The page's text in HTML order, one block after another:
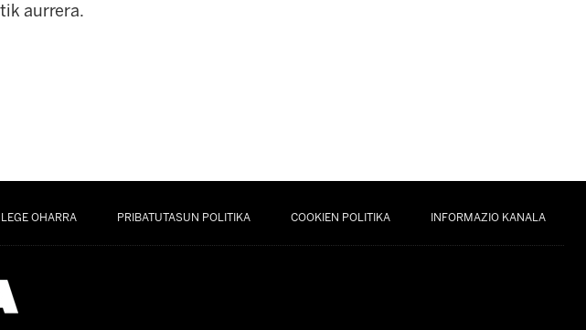
aurrera.
LEGE OHARRA PRIBATUTASUN POLITIKA COOKIEN POLITIKA INFORMAZIO KANALA